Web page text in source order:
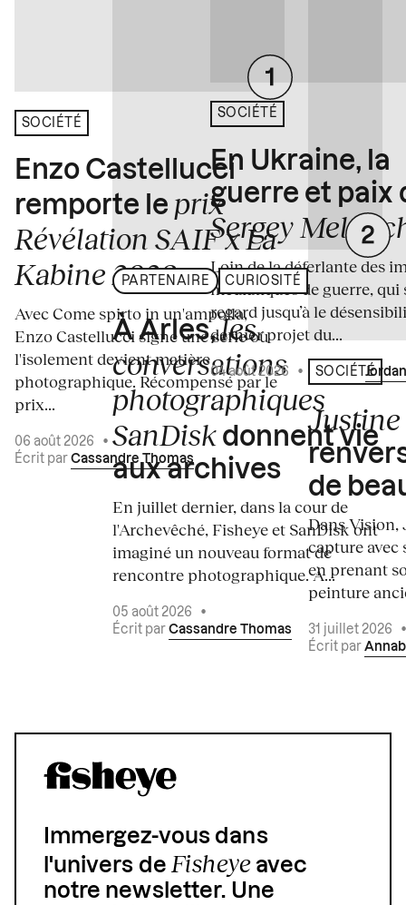
SOCIÉTÉ
Enzo Castellucci
remporte le prix
Révélation SAIF x La
Kabine 2026
Avec Come spirto in un'ampolla,
Enzo Castellucci signe une série où
l'isolement devient matière
photographique. Récompensé par le
prix...
06 août 2026
•
Écrit par Cassandre Thomas
PARTENAIRE CURIOSITÉ
À Arles,les
conversations
photographiques
SanDisk donnent vie
aux archives
En juillet dernier, dans la cour de
l'Archevêché, Fisheye et SanDisk ont
imaginé un nouveau format de
rencontre photographique. À...
05 août 2026
•
Écrit par Cassandre Thomas
SOCIÉTÉ
En Ukraine, la
guerre et paix
Sergey
Loin de la déferlante des
médiatiques de guerre, qui
regard jusqu’à le
dernier projet du...
04 août 2026 • Écrit par
SOCIÉTÉ
de
Dans
capture avec
en prenant
peinture
31 juillet 2026
Écrit par
Immergez-vous dans
l'univers deFisheyeavec
notre newsletter. Une